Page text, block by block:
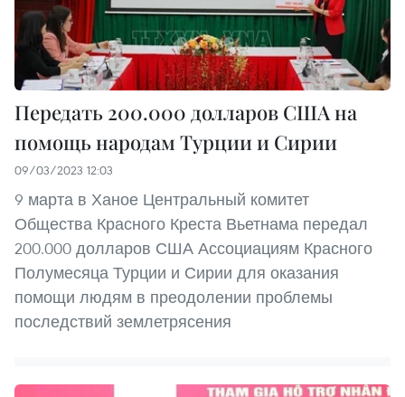
Передать 200.000 долларов США на
помощь народам Турции и Сирии
09/03/2023 12:03
9 марта в Ханое Центральный комитет
Общества Красного Креста Вьетнама передал
200.000 долларов США Ассоциациям Красного
Полумесяца Турции и Сирии для оказания
помощи людям в преодолении проблемы
последствий землетрясения